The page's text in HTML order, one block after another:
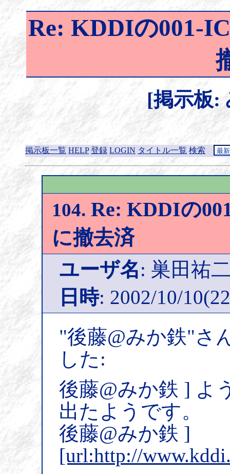
Re: KDDIの001-
[掲示板:
掲示板一覧 HELP 登録 LOGIN タイトル一覧 検索
104. Re: KDDIの
に撤去済
ユーザ名: 巣田祐
日時: 2002/10/
"後藤@みか鉄"さ
した:
後藤@みか鉄 ] よ
出たようです。
後藤@みか鉄 ]
[url:http://